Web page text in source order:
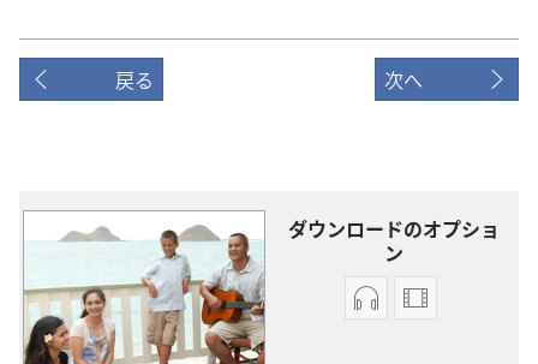
戻る 次へ
ダウンロードのオプショ
ン
オー ビ